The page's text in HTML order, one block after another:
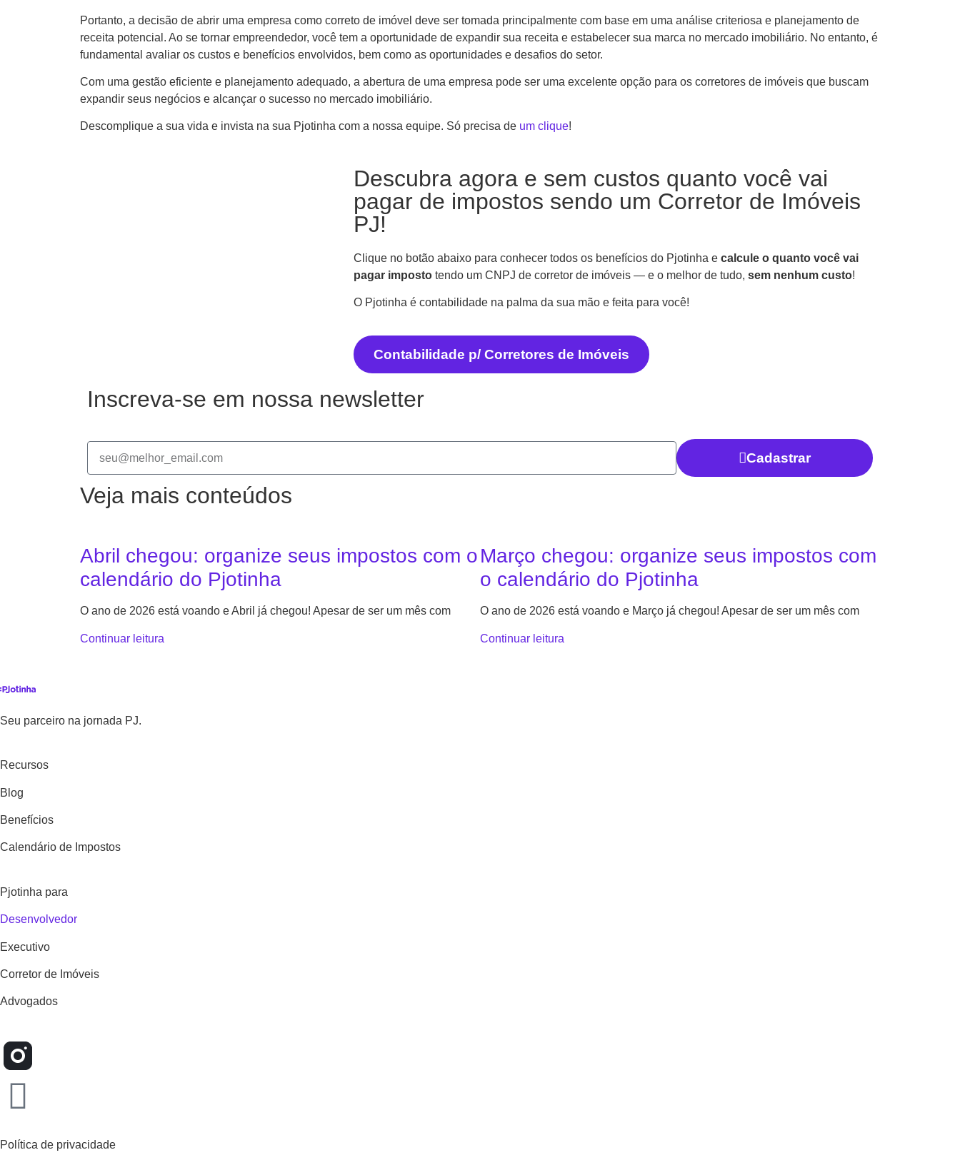
Portanto, a decisão de abrir uma empresa como correto de imóvel deve ser tomada principalmente com base em uma análise criteriosa e planejamento de
receita potencial. Ao se tornar empreendedor, você tem a oportunidade de expandir sua receita e estabelecer sua marca no mercado imobiliário. No entanto, é
fundamental avaliar os custos e benefícios envolvidos, bem como as oportunidades e desafios do setor.
Com uma gestão eficiente e planejamento adequado, a abertura de uma empresa pode ser uma excelente opção para os corretores de imóveis que buscam
expandir seus negócios e alcançar o sucesso no mercado imobiliário.
Descomplique a sua vida e invista na sua Pjotinha com a nossa equipe. Só precisa de um clique!
Descubra agora e sem custos quanto você vai
pagar de impostos sendo um Corretor de Imóveis
PJ!
Clique no botão abaixo para conhecer todos os benefícios do Pjotinha ecalcule o quanto você vai
pagar imposto tendo um CNPJ de corretor de imóveis — e o melhor de tudo,sem nenhum custo!
O Pjotinha é contabilidade na palma da sua mão e feita para você!
Contabilidade p/ Corretores de Imóveis
Inscreva-se em nossa newsletter
Cadastrar
Veja mais conteúdos
Abril chegou: organize seus impostos com o
calendário do Pjotinha
O ano de 2026 está voando e Abril já chegou! Apesar de ser um mês com
Continuar leitura
Março chegou: organize seus impostos com
o calendário do Pjotinha
O ano de 2026 está voando e Março já chegou! Apesar de ser um mês com
Continuar leitura
Seu parceiro na jornada PJ.
Recursos
Blog
Benefícios
Calendário de Impostos
Pjotinha para
Desenvolvedor
Executivo
Corretor de Imóveis
Advogados
Política de privacidade